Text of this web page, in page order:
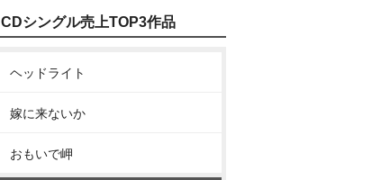
CDシングル売上TOP3作品
ヘッドライト
嫁に来ないか
おもいで岬